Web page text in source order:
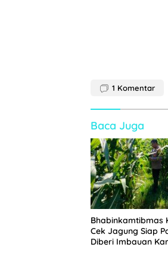
1 Komentar
Baca Juga
Bhabinkamtibmas
Cek Jagung Siap
Diberi Imbauan